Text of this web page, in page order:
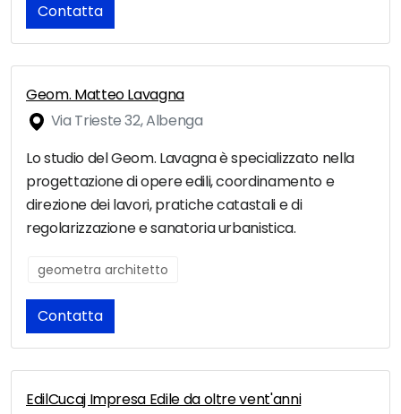
Contatta
Geom. Matteo Lavagna
Via Trieste 32, Albenga
Lo studio del Geom. Lavagna è specializzato nella
progettazione di opere edili, coordinamento e
direzione dei lavori, pratiche catastali e di
regolarizzazione e sanatoria urbanistica.
geometra architetto
Contatta
EdilCucaj Impresa Edile da oltre vent'anni